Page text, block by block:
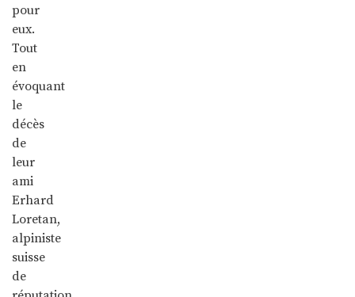
pour
eux.
Tout
en
évoquant
le
décès
de
leur
ami
Erhard
Loretan,
alpiniste
suisse
de